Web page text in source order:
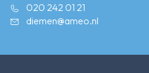
020 242 01 21
diemen@ameo.nl